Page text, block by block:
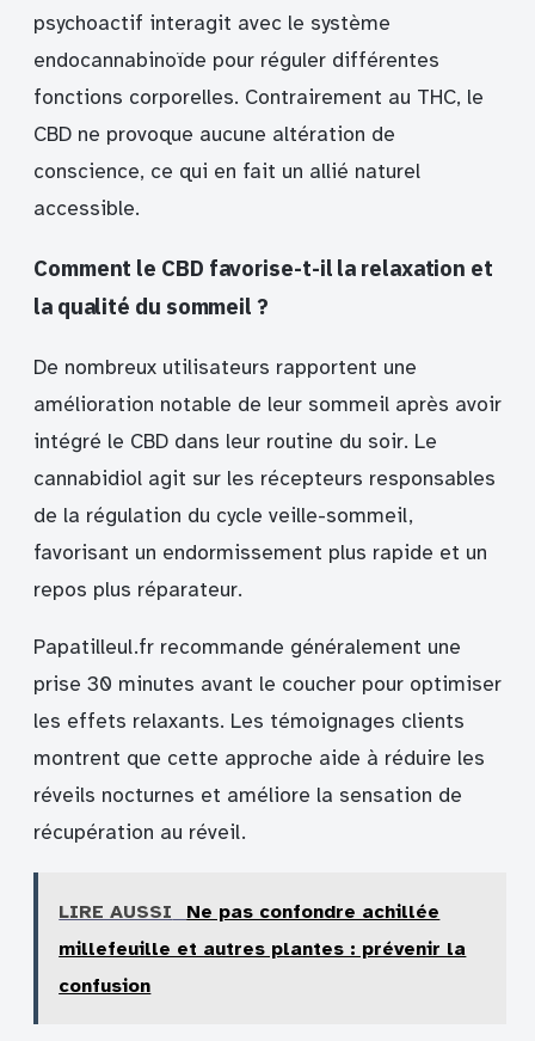
psychoactif interagit avec le système
endocannabinoïde pour réguler différentes
fonctions corporelles. Contrairement au THC, le
CBD ne provoque aucune altération de
conscience, ce qui en fait un allié naturel
accessible.
Comment le CBD favorise-t-il la relaxation et
la qualité du sommeil ?
De nombreux utilisateurs rapportent une
amélioration notable de leur sommeil après avoir
intégré le CBD dans leur routine du soir. Le
cannabidiol agit sur les récepteurs responsables
de la régulation du cycle veille-sommeil,
favorisant un endormissement plus rapide et un
repos plus réparateur.
Papatilleul.fr recommande généralement une
prise 30 minutes avant le coucher pour optimiser
les effets relaxants. Les témoignages clients
montrent que cette approche aide à réduire les
réveils nocturnes et améliore la sensation de
récupération au réveil.
LIRE AUSSI
Ne pas confondre achillée
millefeuille et autres plantes : prévenir la
confusion